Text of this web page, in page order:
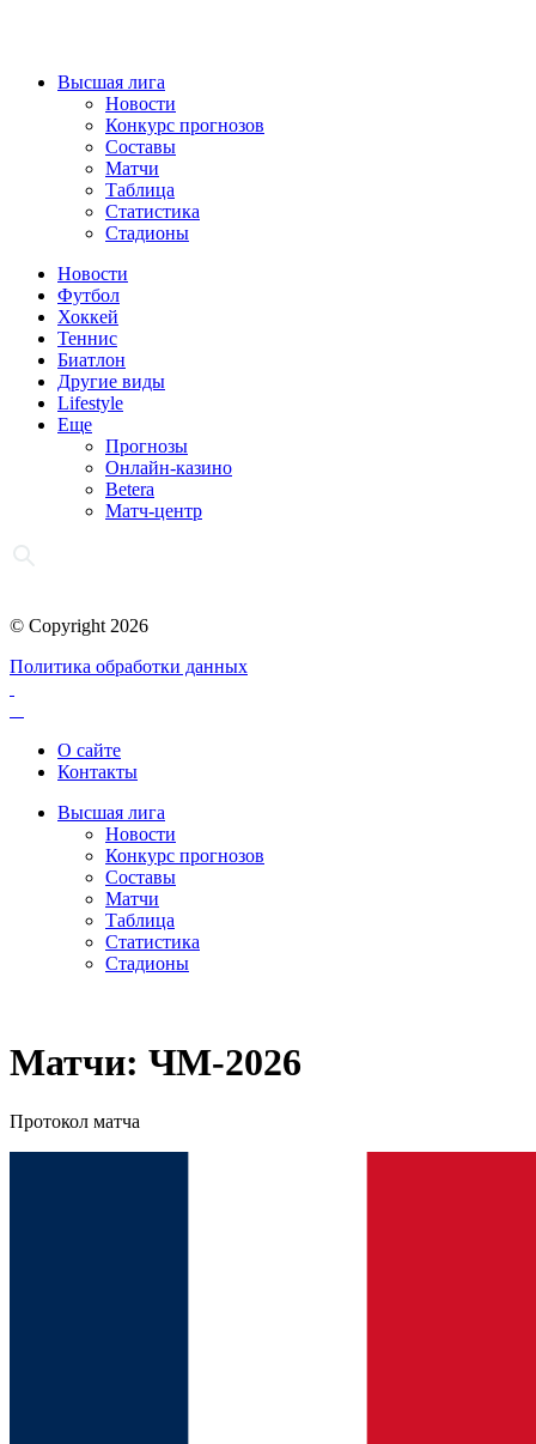
Высшая лига
Новости
Конкурс прогнозов
Составы
Матчи
Таблица
Статистика
Стадионы
Новости
Футбол
Хоккей
Теннис
Биатлон
Другие виды
Lifestyle
Еще
Прогнозы
Онлайн-казино
Betera
Матч-центр
© Copyright 2026
Политика обработки данных
О сайте
Контакты
Высшая лига
Новости
Конкурс прогнозов
Составы
Матчи
Таблица
Статистика
Стадионы
Матчи: ЧМ-2026
Протокол матча